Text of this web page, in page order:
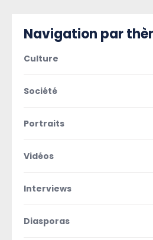
Navigation par
Culture
Société
Portraits
Vidéos
Interviews
Diasporas